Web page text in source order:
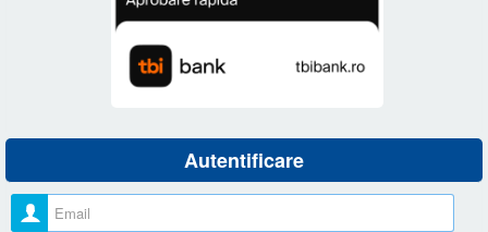
Autentificare
Nume utilizator